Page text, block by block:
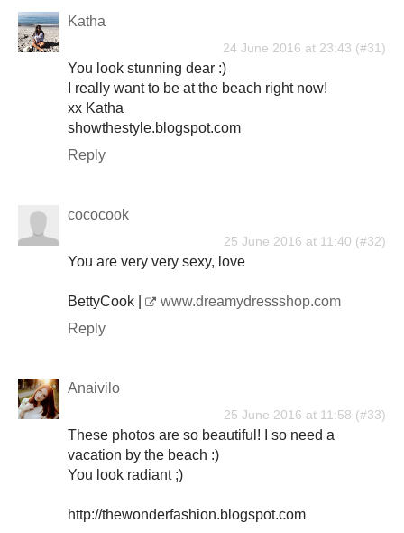
Katha
24 June 2016 at 23:43
You look stunning dear :)
I really want to be at the beach right now!
xx Katha
showthestyle.blogspot.com
Reply
cococook
25 June 2016 at 11:40
You are very very sexy, love
BettyCook |
www.dreamydressshop.com
Reply
Anaivilo
25 June 2016 at 11:58
These photos are so beautiful! I so need a
vacation by the beach :)
You look radiant ;)
http://thewonderfashion.blogspot.com